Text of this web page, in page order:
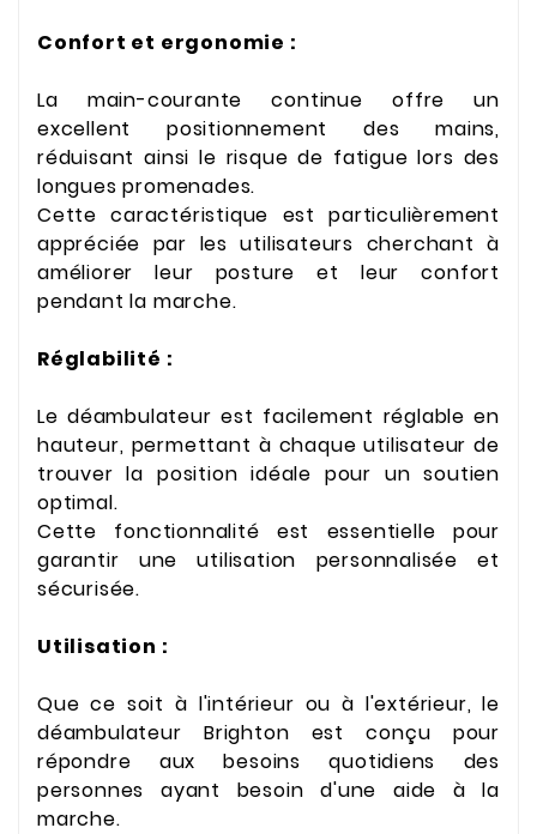
Confort et ergonomie :
La main-courante continue offre un
excellent positionnement des mains,
réduisant ainsi le risque de fatigue lors des
longues promenades.
Cette caractéristique est particulièrement
appréciée par les utilisateurs cherchant à
améliorer leur posture et leur confort
pendant la marche.
Réglabilité :
Le déambulateur est facilement réglable en
hauteur, permettant à chaque utilisateur de
trouver la position idéale pour un soutien
optimal.
Cette fonctionnalité est essentielle pour
garantir une utilisation personnalisée et
sécurisée.
Utilisation :
Que ce soit à l'intérieur ou à l'extérieur, le
déambulateur Brighton est conçu pour
répondre aux besoins quotidiens des
personnes ayant besoin d'une aide à la
marche.